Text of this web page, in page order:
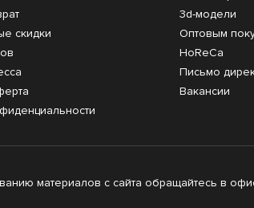
скидки
3d-модели
Оптовым
HoReCa
Письмо
Вакансии
материалов с сайта обращайтесь в